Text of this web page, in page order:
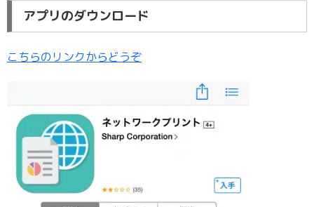
アプリのダウンロード
こちらのリンクからどうぞ